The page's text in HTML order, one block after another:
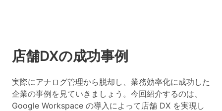
店舗DXの成功事例
実際にアナログ管理から脱却し、業務効率化に成功した
企業の事例を見ていきましょう。今回紹介するのは、
Google Workspace の導入によって店舗 DX を実現し